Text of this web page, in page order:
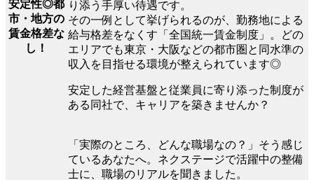
安定性◎都
市・地方の
賃金格差な
し！
り添う手厚い待遇です。
その一例として挙げられるのが、勤務地による
給与格差をなくす「全国統一賃金制度」。どの
エリアでも東京・大阪などの都市圏と同水準の
収入を目指せる環境が整えられています◎
安定した経営基盤と従業員に寄り添った制度が
ある同社で、キャリアを築きませんか？
「実際のところ、どんな職場なの？」そう感じ
ているあなたへ。ネクステージで活躍中の整備
士に、職場のリアルを聞きました。